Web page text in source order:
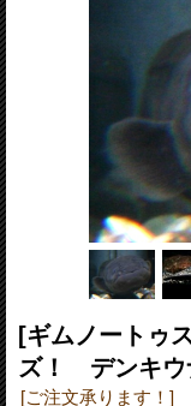
[ギムノートゥ
ズ！ デンキウ
[ご注文承ります！]